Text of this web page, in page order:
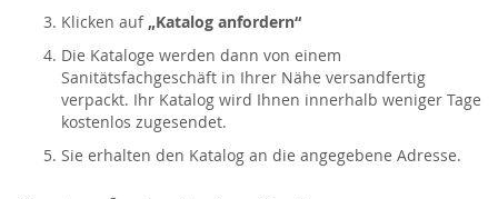
Klicken auf „Katalog anfordern“
Die Kataloge werden dann von einem
Sanitätsfachgeschäft in Ihrer Nähe versandfertig
verpackt. Ihr Katalog wird Ihnen innerhalb weniger Tage
kostenlos zugesendet.
Sie erhalten den Katalog an die angegebene Adresse.